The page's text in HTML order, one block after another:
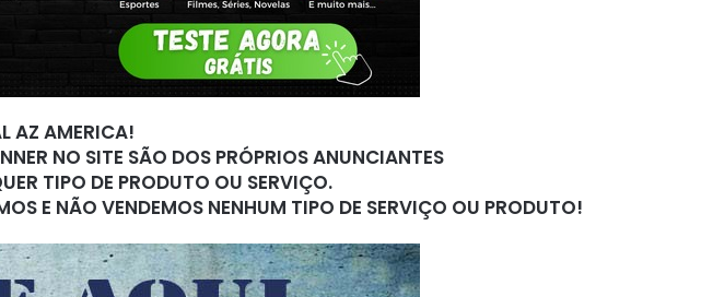
AZ AMERICA!
NO SITE SÃO DOS PRÓPRIOS ANUNCIANTES
TIPO DE PRODUTO OU SERVIÇO.
E NÃO VENDEMOS NENHUM TIPO DE SERVIÇO OU PRODUTO!